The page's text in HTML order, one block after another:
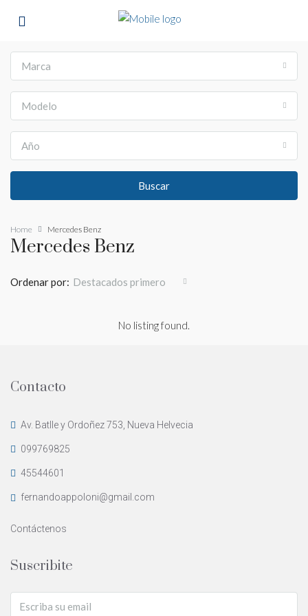
Marca
Modelo
Año
Buscar
Home Mercedes Benz
Mercedes Benz
Ordenar por: Destacados primero
No listing found.
Contacto
Av. Batlle y Ordoñez 753, Nueva Helvecia
099769825
45544601
fernandoappoloni@gmail.com
Contáctenos
Suscribite